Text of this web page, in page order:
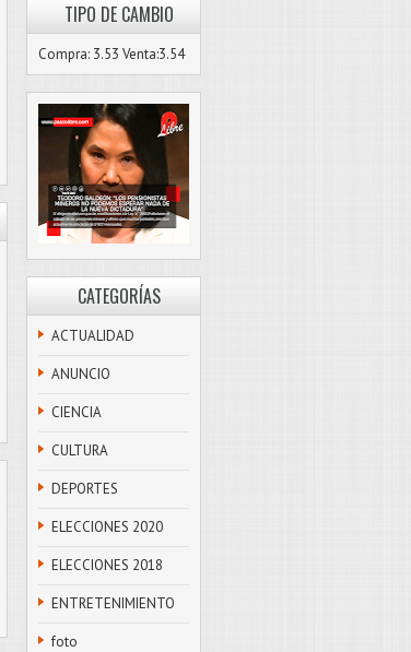
TIPO DE CAMBIO
Compra: 3.53 Venta:3.54
CATEGORÍAS
ACTUALIDAD
ANUNCIO
CIENCIA
CULTURA
DEPORTES
ELECCIONES 2020
ELECCIONES 2018
ENTRETENIMIENTO
foto